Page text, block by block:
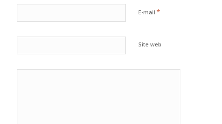
E-mail *
Site web